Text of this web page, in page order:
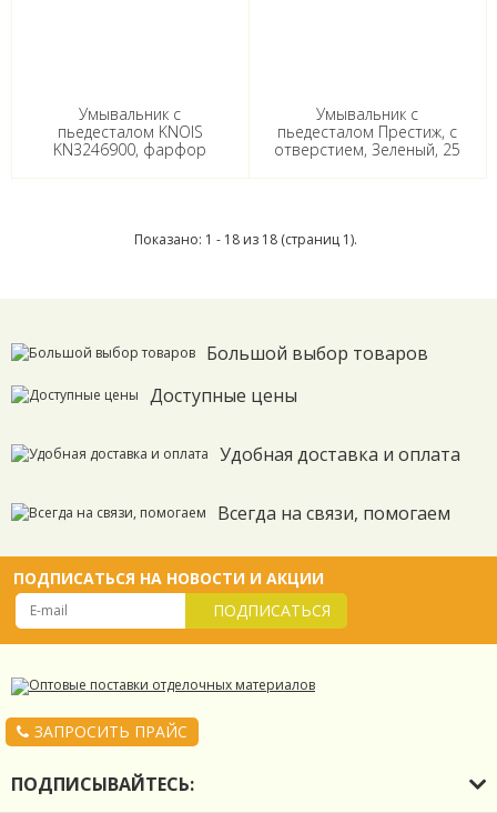
Умывальник с
пьедесталом KNOIS
KN3246900, фарфор
Умывальник с
пьедесталом Престиж, с
отверстием, Зеленый, 25
Показано: 1 - 18 из 18 (страниц 1).
Большой выбор товаров
Доступные цены
Удобная доставка и оплата
Всегда на связи, помогаем
ПОДПИСАТЬСЯ НА НОВОСТИ И АКЦИИ
ПОДПИСАТЬСЯ
ЗАПРОСИТЬ ПРАЙС
ПОДПИСЫВАЙТЕСЬ: